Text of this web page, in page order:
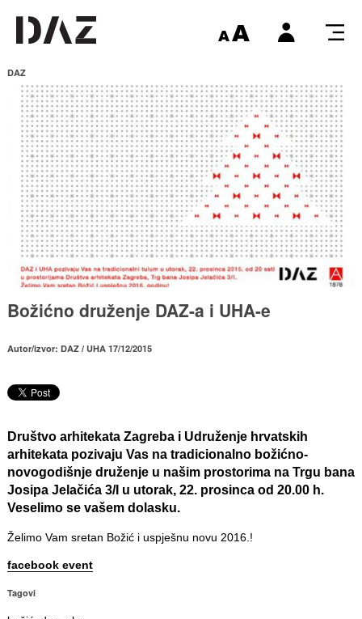
DAZ
Božićno druženje DAZ-a i UHA-e
Autor/izvor: DAZ / UHA 17/12/2015
Društvo arhitekata Zagreba i Udruženje hrvatskih
arhitekata pozivaju Vas na tradicionalno božićno-
novogodišnje druženje u našim prostorima na Trgu bana
Josipa Jelačića 3/I u utorak, 22. prosinca od 20.00 h.
Veselimo se vašem dolasku.
Želimo Vam sretan Božić i uspješnu novu 2016.!
facebook event
Tagovi